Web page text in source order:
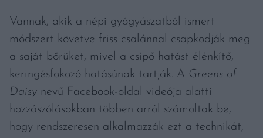
Vannak, akik a népi gyógyászatból ismert
módszert követve friss csalánnal csapkodják meg
a saját bőrüket, mivel a csípő hatást élénkítő,
keringésfokozó hatásúnak tartják. A Greens of
Daisy nevű Facebook-oldal videója alatti
hozzászólásokban többen arról számoltak be,
hogy rendszeresen alkalmazzák ezt a technikát,